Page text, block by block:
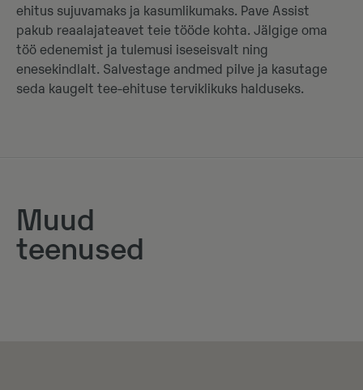
ehitus sujuvamaks ja kasumlikumaks. Pave Assist
pakub reaalajateavet teie tööde kohta. Jälgige oma
töö edenemist ja tulemusi iseseisvalt ning
enesekindlalt. Salvestage andmed pilve ja kasutage
seda kaugelt tee-ehituse terviklikuks halduseks.
Muud
teenused